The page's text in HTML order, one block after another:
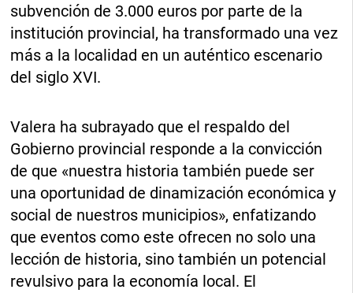
subvención de 3.000 euros por parte de la
institución provincial, ha transformado una vez
más a la localidad en un auténtico escenario
del siglo XVI.
Valera ha subrayado que el respaldo del
Gobierno provincial responde a la convicción
de que «nuestra historia también puede ser
una oportunidad de dinamización económica y
social de nuestros municipios», enfatizando
que eventos como este ofrecen no solo una
lección de historia, sino también un potencial
revulsivo para la economía local. El